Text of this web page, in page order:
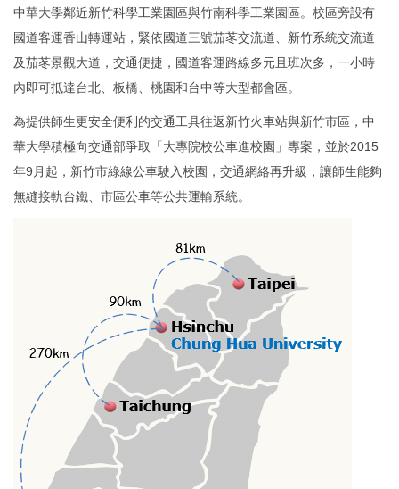
中華大學鄰近新竹科學工業園區與竹南科學工業園區。校區旁設有
國道客運香山轉運站，緊依國道三號茄苳交流道、新竹系統交流道
及茄苳景觀大道，交通便捷，國道客運路線多元且班次多，一小時
內即可抵達台北、板橋、桃園和台中等大型都會區。
為提供師生更安全便利的交通工具往返新竹火車站與新竹市區，中
華大學積極向交通部爭取「大專院校公車進校園」專案，並於2015
年9月起，新竹市綠線公車駛入校園，交通網絡再升級，讓師生能夠
無縫接軌台鐵、市區公車等公共運輸系統。